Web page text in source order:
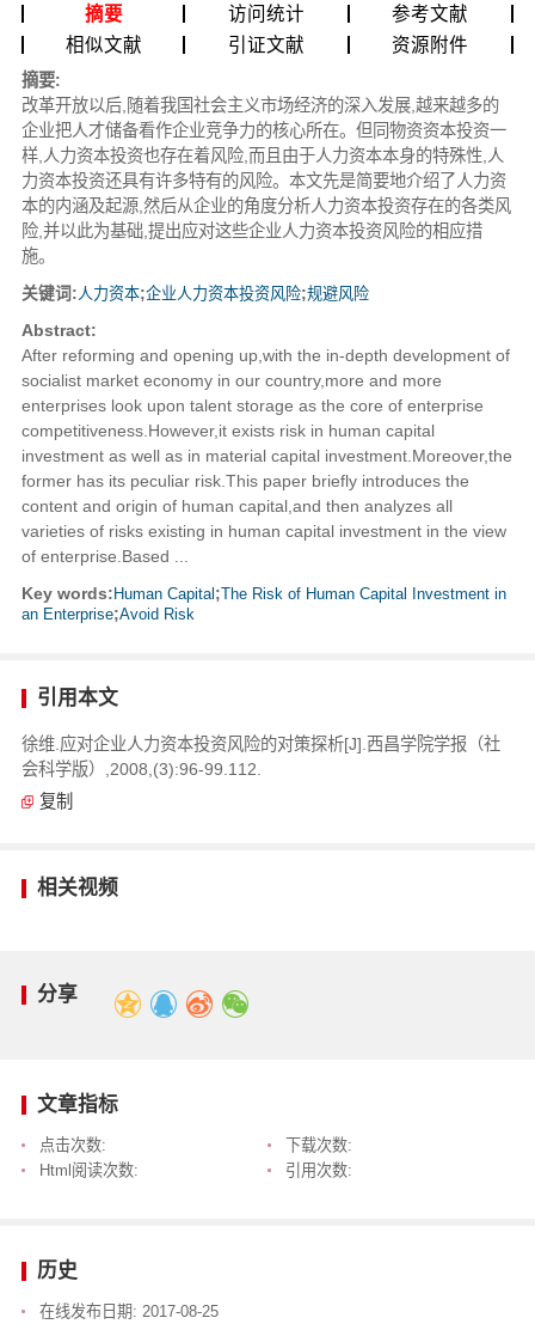
摘要 访问统计
参考文献
相似文献
引证文献 资源附件
摘要:
改革开放以后,随着我国社会主义市场经济的深入发展,越来越多的
企业把人才储备看作企业竞争力的核心所在。但同物资资本投资一
样,人力资本投资也存在着风险,而且由于人力资本本身的特殊性,人
力资本投资还具有许多特有的风险。本文先是简要地介绍了人力资
本的内涵及起源,然后从企业的角度分析人力资本投资存在的各类风
险,并以此为基础,提出应对这些企业人力资本投资风险的相应措
施。
关键词:人力资本;企业人力资本投资风险;规避风险
Abstract:
After reforming and opening up,with the in-depth development of
socialist market economy in our country,more and more
enterprises look upon talent storage as the core of enterprise
competitiveness.However,it exists risk in human capital
investment as well as in material capital investment.Moreover,the
former has its peculiar risk.This paper briefly introduces the
content and origin of human capital,and then analyzes all
varieties of risks existing in human capital investment in the view
of enterprise.Based ...
Key words: Human Capital ;The Risk of Human Capital Investment in
an Enterprise;Avoid Risk
引用本文
徐维.应对企业人力资本投资风险的对策探析[J].西昌学院学报（社
会科学版）,2008,(3):96-99.112.
复制
相关视频
分享
文章指标
点击次数:
下载次数:
Html阅读次数:
引用次数:
历史
在线发布日期: 2017-08-25